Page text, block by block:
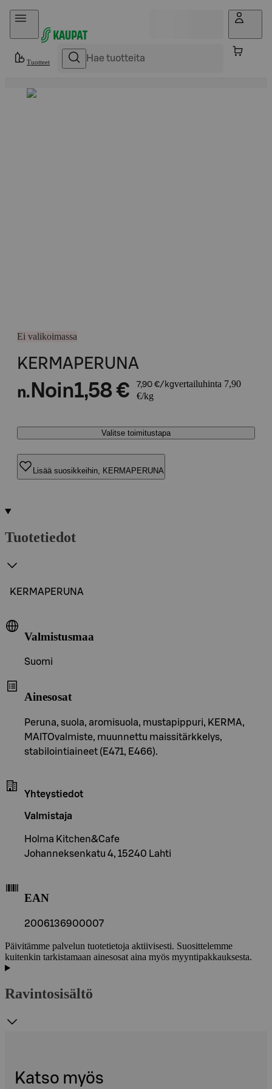
Hyppää sisältöön
Tuotteet
Ei valikoimassa
KERMAPERUNA
n. Noin1,58 € 7,90 €/kgvertailuhinta 7,90
€/kg
Valitse toimitustapa
Lisää suosikkeihin, KERMAPERUNA
Tuotetiedot
KERMAPERUNA
Valmistusmaa
Suomi
Ainesosat
Peruna, suola, aromisuola, mustapippuri, KERMA,
MAITOvalmiste, muunnettu maissitärkkelys,
stabilointiaineet (E471, E466).
Yhteystiedot
Valmistaja
Holma Kitchen&Cafe
Johanneksenkatu 4, 15240 Lahti
EAN
2006136900007
Päivitämme palvelun tuotetietoja aktiivisesti. Suosittelemme
kuitenkin tarkistamaan ainesosat aina myös myyntipakkauksesta.
Ravintosisältö
Katso myös